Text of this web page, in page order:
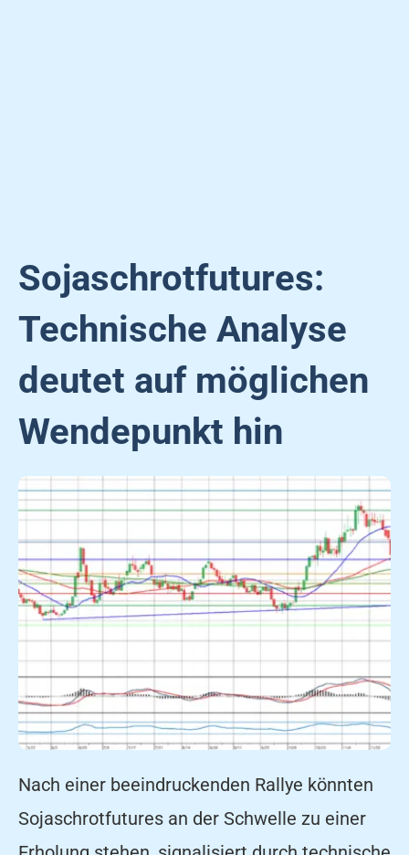
Sojaschrotfutures:
Technische Analyse
deutet auf möglichen
Wendepunkt hin
Nach einer beeindruckenden Rallye könnten
Sojaschrotfutures an der Schwelle zu einer